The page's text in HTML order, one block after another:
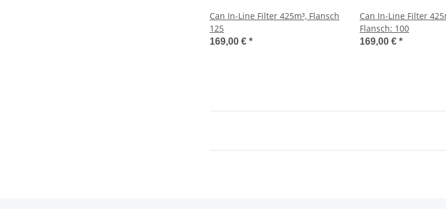
Can In-Line Filter 425m³, Flansch
125
169,00 € *
Can In-Line Filter
Flansch: 100
169,00 € *